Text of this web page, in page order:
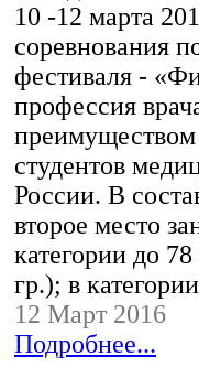
10 -12 марта
соревнования
фестиваля -
профессия
преимуществом
студентов
России. В
второе место
категории до
гр.); в
12 Март 2016
Подробнее...